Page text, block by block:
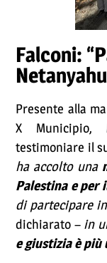
Falconi:
Presente alla
X Municipio,
testimoniare il
ha accolto una
Palestina e per
di partecipare
dichiarato – in
e giustizia è più